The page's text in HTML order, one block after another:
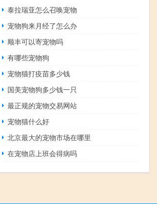
泰拉瑞亚怎么召唤宠物
宠物狗来月经了怎么办
顺丰可以寄宠物吗
有哪些宠物狗
宠物猫打疫苗多少钱
国美宠物狗多少钱一只
最正规的宠物交易网站
宠物猫什么好
北京最大的宠物市场在哪里
在宠物店上班会得病吗